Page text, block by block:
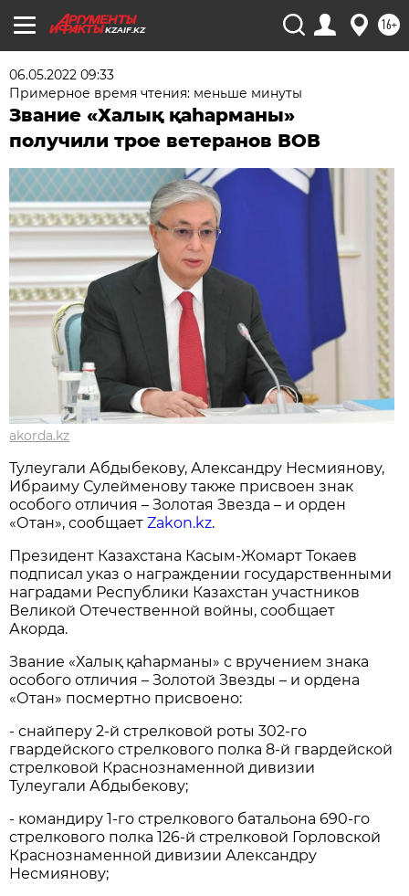
KZAIF.KZ 16+
06.05.2022 09:33
Примерное время чтения: меньше минуты
Звание «Халық қаһарманы»
получили трое ветеранов ВОВ
akorda.kz
Тулеугали Абдыбекову, Александру Несмиянову,
Ибраиму Сулейменову также присвоен знак
особого отличия – Золотая Звезда – и орден
«Отан», сообщаетZakon.kz.
Президент Казахстана Касым-Жомарт Токаев
подписал указ о награждении государственными
наградами Республики Казахстан участников
Великой Отечественной войны, сообщает
Акорда.
Звание «Халық қаһарманы» с вручением знака
особого отличия – Золотой Звезды – и ордена
«Отан» посмертно присвоено:
- снайперу 2-й стрелковой роты 302-го
гвардейского стрелкового полка 8-й гвардейской
стрелковой Краснознаменной дивизии
Тулеугали Абдыбекову;
- командиру 1-го стрелкового батальона 690-го
стрелкового полка 126-й стрелковой Горловской
Краснознаменной дивизии Александру
Несмиянову;